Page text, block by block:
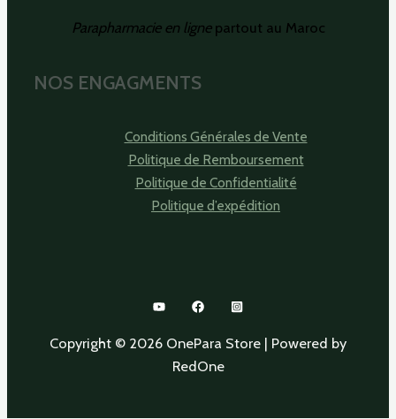
Parapharmacie en lignepartout au Maroc
NOS ENGAGMENTS
Conditions Générales de Vente
Politique de Remboursement
Politique de Confidentialité
Politique d’expédition
Copyright © 2026 OnePara Store | Powered by
RedOne